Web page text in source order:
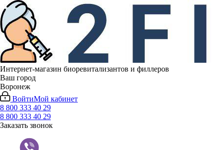
Интернет-магазин биоревитализантов и филлеров
Ваш город
Воронеж
ВойтиМой кабинет
8 800 333 40 29
8 800 333 40 29
Заказать звонок